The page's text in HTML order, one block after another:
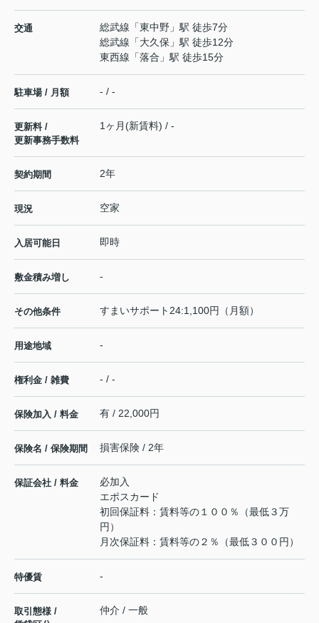
交通 総武線 「東中野 」駅 徒歩7分
総武線 「大久保 」駅 徒歩12分
東西線 「落合 」駅 徒歩15分
駐車場 / 月額 - / -
更新料 /
更新事務手数料
1ヶ月(新賃料) / -
契約期間 2年
現況 空家
入居可能日 即時
敷金積み増し -
その他条件 すまいサポート24:1,100円（月額）
用途地域 -
権利金 / 雑費 - / -
保険加入 / 料金 有 / 22,000円
保険名 / 保険期間 損害保険 / 2年
保証会社 / 料金
必加入
エポスカード
初回保証料：賃料等の１００％（最低３万
円）
月次保証料：賃料等の２％（最低３００円）
特優賃 -
取引態様 /
仲介 / 一般